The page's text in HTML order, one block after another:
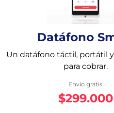
Datáfono
Un datáfono táctil, portátil
para cobrar.
Envío gratis
$299.000